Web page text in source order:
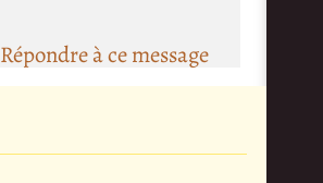
Répondre à ce message